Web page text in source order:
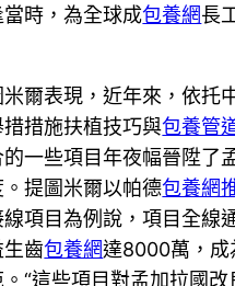
時，為全球成包養網長
米爾表現，近年來，依托
措施扶植技巧與包養管
一些項目年夜幅晉陞了
提圖米爾以帕德包養網
項目為例說，項目全線
生齒包養網達8000萬，成
“這些項目對孟加拉國改